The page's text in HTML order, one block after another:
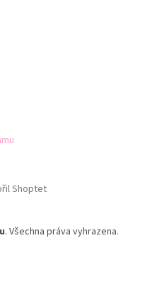
Shoptet
. Všechna práva vyhrazena.